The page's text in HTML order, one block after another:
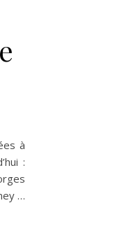
la pratique du chant
à
:
…